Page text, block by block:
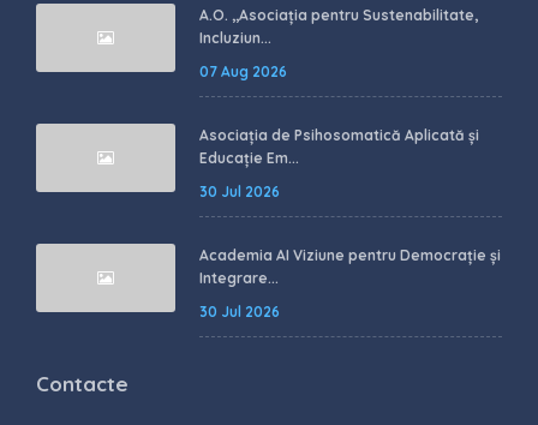
A.O. ,,Asociația pentru Sustenabilitate,
Incluziun...
07 Aug 2026
Asociația de Psihosomatică Aplicată și
Educație Em...
30 Jul 2026
Academia AI Viziune pentru Democrație și
Integrare...
30 Jul 2026
Contacte